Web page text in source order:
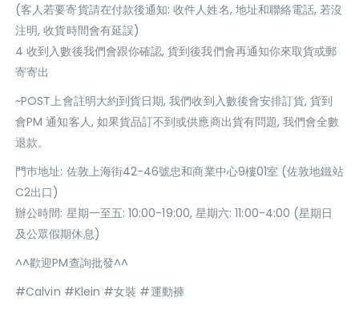
(客人若要寄貨請在付款後通知: 收件人姓名, 地址和聯絡電話, 若沒
注明, 收貨時間會有延誤)
4 收到入數後我們會跟你確認, 貨到後我們會再通知你來取貨或郵
寄寄出
~POST上會註明大約到貨日期, 我們收到入數後會安排訂貨, 貨到
會PM 通知客人, 如果貨品訂不到或供應商出貨有問題, 我們會全數
退款。
門巿地址: 佐敦上海街42-46號忠和商業中心9樓01室 (佐敦地鐵站
C2出口)
辦公時間: 星期一至五: 10:00-19:00, 星期六: 11:00-4:00 (星期日
及公眾假期休息)
^^歡迎PM查詢批發^^
#Calvin #Klein #女裝 #運動褲